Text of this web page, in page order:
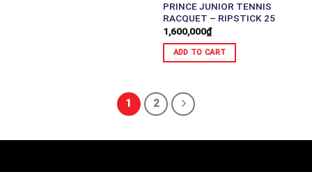
PRINCE JUNIOR TENNIS
RACQUET – RIPSTICK 25
1,600,000₫
ADD TO CART
1 2